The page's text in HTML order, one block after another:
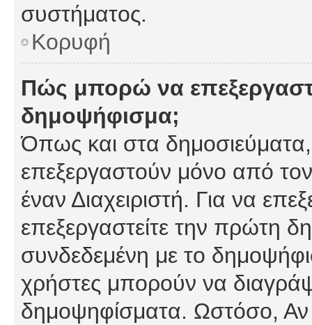
συστήματος.
Κορυφή
Πώς μπορώ να
δημοψήφισμα;
Όπως και στα
επεξεργαστούν μόνο από
έναν Διαχειριστή. Για να
επεξεργαστείτε την πρώτη
συνδεδεμένη με το
χρήστες μπορούν να
δημοψηφίσματα. Ωστόσο, Αν